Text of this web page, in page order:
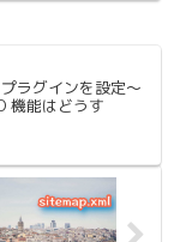
ラグインを設定〜
機能はどうす